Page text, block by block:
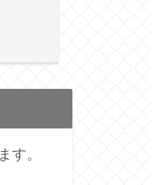
す。